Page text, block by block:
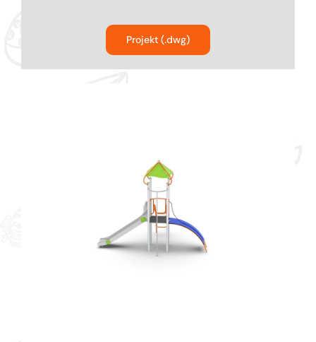
Bujaki
Kolejki linowe na plac zabaw
Urządzenia komunalne na plac zabaw
Parki linowe dla dzieci
Projekt (.dwg)